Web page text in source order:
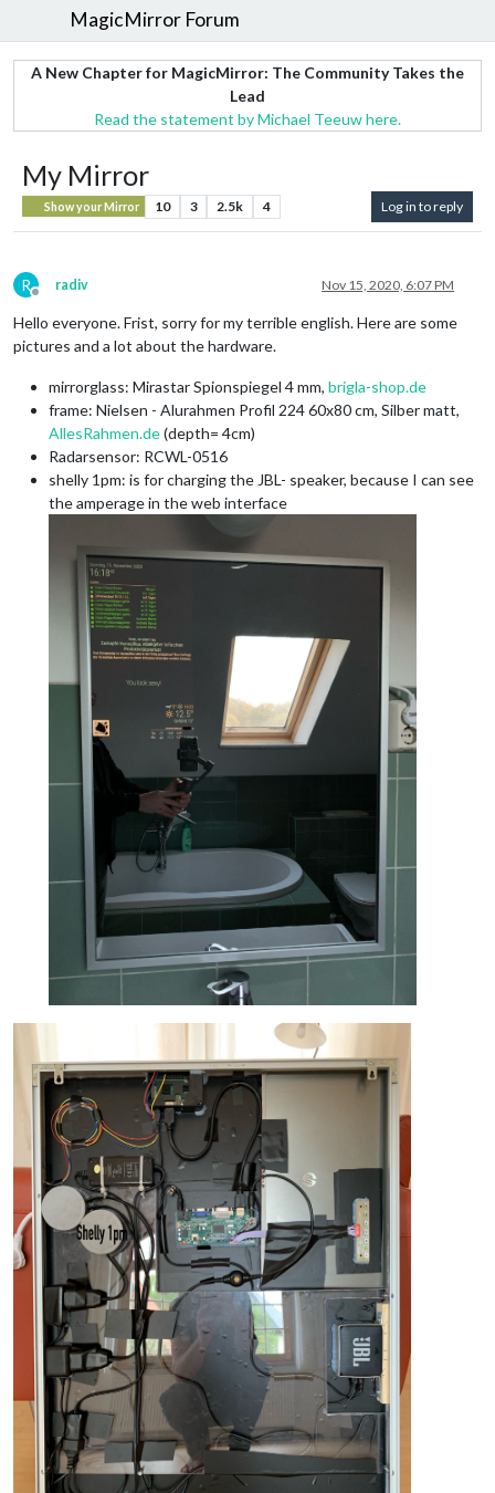
MagicMirror Forum
A New Chapter for MagicMirror: The Community Takes the
Lead
Read the statement by Michael Teeuw here.
My Mirror
Show your Mirror 10 3 2.5k 4 Log in to reply
R
Offline
radiv Nov 15, 2020, 6:07 PM
Hello everyone. Frist, sorry for my terrible english. Here are some
pictures and a lot about the hardware.
mirrorglass: Mirastar Spionspiegel 4 mm, brigla-shop.de
frame: Nielsen - Alurahmen Profil 224 60x80 cm, Silber matt,
AllesRahmen.de(depth= 4cm)
Radarsensor: RCWL-0516
shelly 1pm: is for charging the JBL- speaker, because I can see
the amperage in the web interface